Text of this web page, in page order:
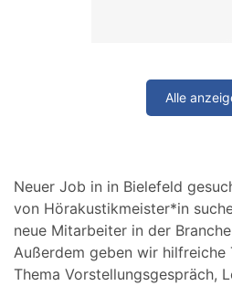
Alle
Neuer Job in in Bielefeld
von Hörakustikmeister*in
neue Mitarbeiter in der
Außerdem geben wir hilfreiche
Thema Vorstellungsgespräch,